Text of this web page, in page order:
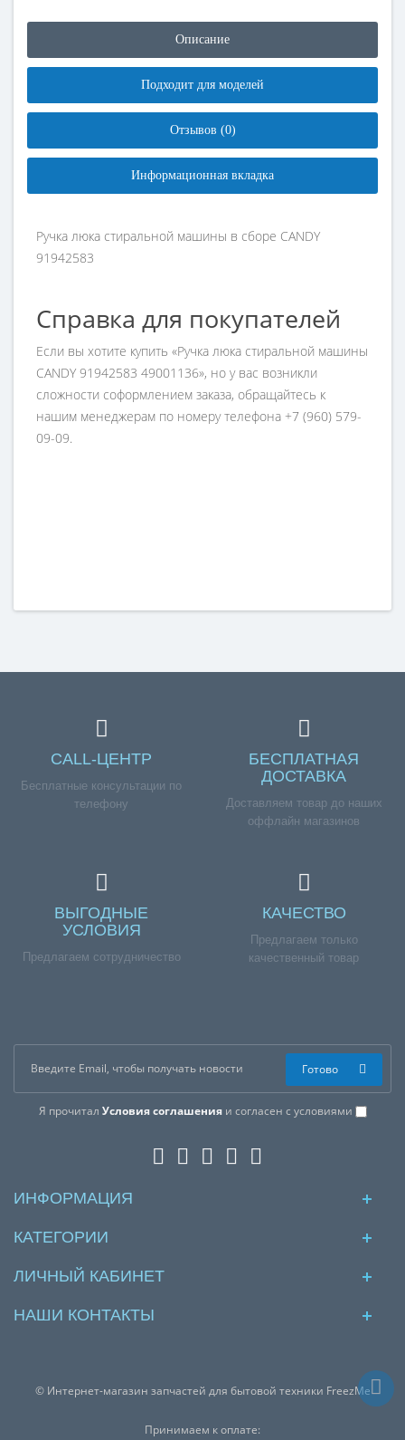
Описание
Подходит для моделей
Отзывов (0)
Информационная вкладка
Ручка люка стиральной машины в сборе CANDY
91942583
Справка для покупателей
Если вы хотите купить «Ручка люка стиральной машины
CANDY 91942583 49001136», но у вас возникли
сложности соформлением заказа, обращайтесь к
нашим менеджерам по номеру телефона +7 (960) 579-
09-09.
CALL-ЦЕНТР
Бесплатные консультации по
телефону
БЕСПЛАТНАЯ
ДОСТАВКА
Доставляем товар до наших
оффлайн магазинов
ВЫГОДНЫЕ
УСЛОВИЯ
Предлагаем сотрудничество
КАЧЕСТВО
Предлагаем только
качественный товар
Я прочитал Условия соглашенияи согласен с условиями
Готово
ИНФОРМАЦИЯ
КАТЕГОРИИ
ЛИЧНЫЙ КАБИНЕТ
НАШИ КОНТАКТЫ
© Интернет-магазин запчастей для бытовой техники FreezMe
Принимаем к оплате: